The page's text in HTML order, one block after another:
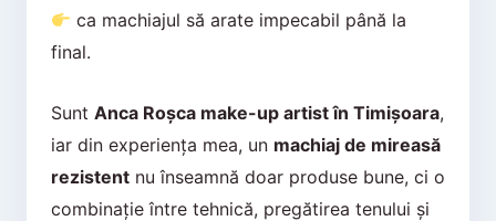
ca machiajul să arate impecabil până la
final.
Sunt Anca Roșca make-up artist în Timișoara,
iar din experiența mea, un machiaj de mireasă
rezistentnu înseamnă doar produse bune, ci o
combinație între tehnică, pregătirea tenului și